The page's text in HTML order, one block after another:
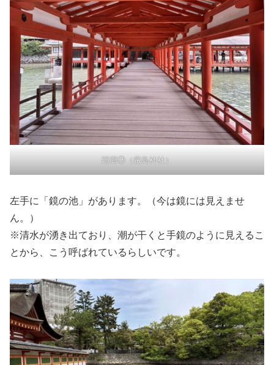
廻廊③（厳島神社）
左手に「鏡の池」があります。（今は鏡には見えませ
ん。）
※清水が湧き出ており、潮が干くと手鏡のように見えるこ
とから、こう呼ばれているらしいです。